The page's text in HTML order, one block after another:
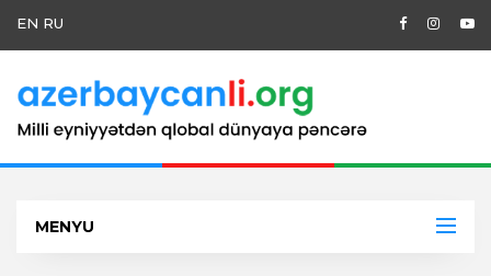
EN RU
MENYU